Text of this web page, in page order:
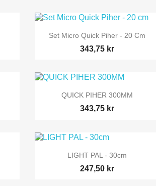
 Snabbvy
Set Micro Quick Piher - 20 Cm
343,75 kr
 Snabbvy
QUICK PIHER 300MM
343,75 kr
 Snabbvy
LIGHT PAL - 30cm
247,50 kr